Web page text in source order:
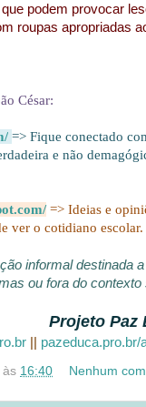
podem provocar
roupas apropriadas
César:
=> Fique conectado
e não
=> Ideias e
ver o cotidiano escolar.
informal destinada
ou fora do contexto
Projeto Paz
|| pazeduca.pro.br/
às 16:40 Nenhum